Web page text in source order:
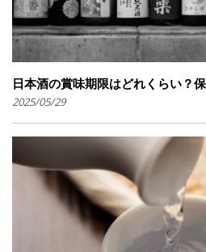
日本酒の賞味期限はどれくらい？
2025/05/29